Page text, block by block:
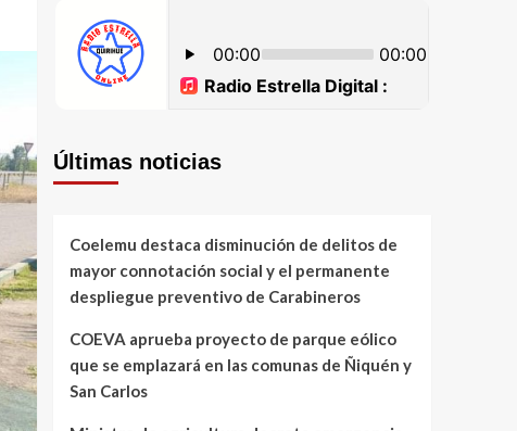
Últimas noticias
Coelemu destaca disminución de delitos de
mayor connotación social y el permanente
despliegue preventivo de Carabineros
COEVA aprueba proyecto de parque eólico
que se emplazará en las comunas de Ñiquén y
San Carlos